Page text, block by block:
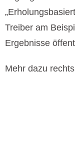
Treiber am
Ergebnisse
Mehr dazu